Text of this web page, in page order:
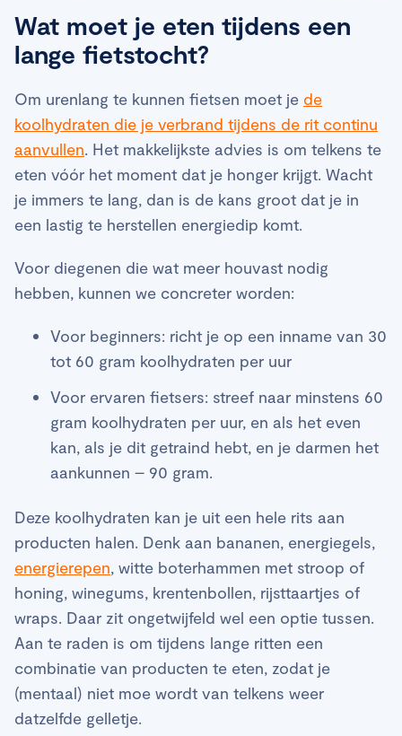
Wat moet je eten tijdens een
lange fietstocht?
Om urenlang te kunnen fietsen moet je de
koolhydraten die je verbrand tijdens de rit continu
aanvullen. Het makkelijkste advies is om telkens te
eten vóór het moment dat je honger krijgt. Wacht
je immers te lang, dan is de kans groot dat je in
een lastig te herstellen energiedip komt.
Voor diegenen die wat meer houvast nodig
hebben, kunnen we concreter worden:
Voor beginners: richt je op een inname van 30
tot 60 gram koolhydraten per uur
Voor ervaren fietsers: streef naar minstens 60
gram koolhydraten per uur, en als het even
kan, als je dit getraind hebt, en je darmen het
aankunnen – 90 gram.
Deze koolhydraten kan je uit een hele rits aan
producten halen. Denk aan bananen, energiegels,
energierepen, witte boterhammen met stroop of
honing, winegums, krentenbollen, rijsttaartjes of
wraps. Daar zit ongetwijfeld wel een optie tussen.
Aan te raden is om tijdens lange ritten een
combinatie van producten te eten, zodat je
(mentaal) niet moe wordt van telkens weer
datzelfde gelletje.